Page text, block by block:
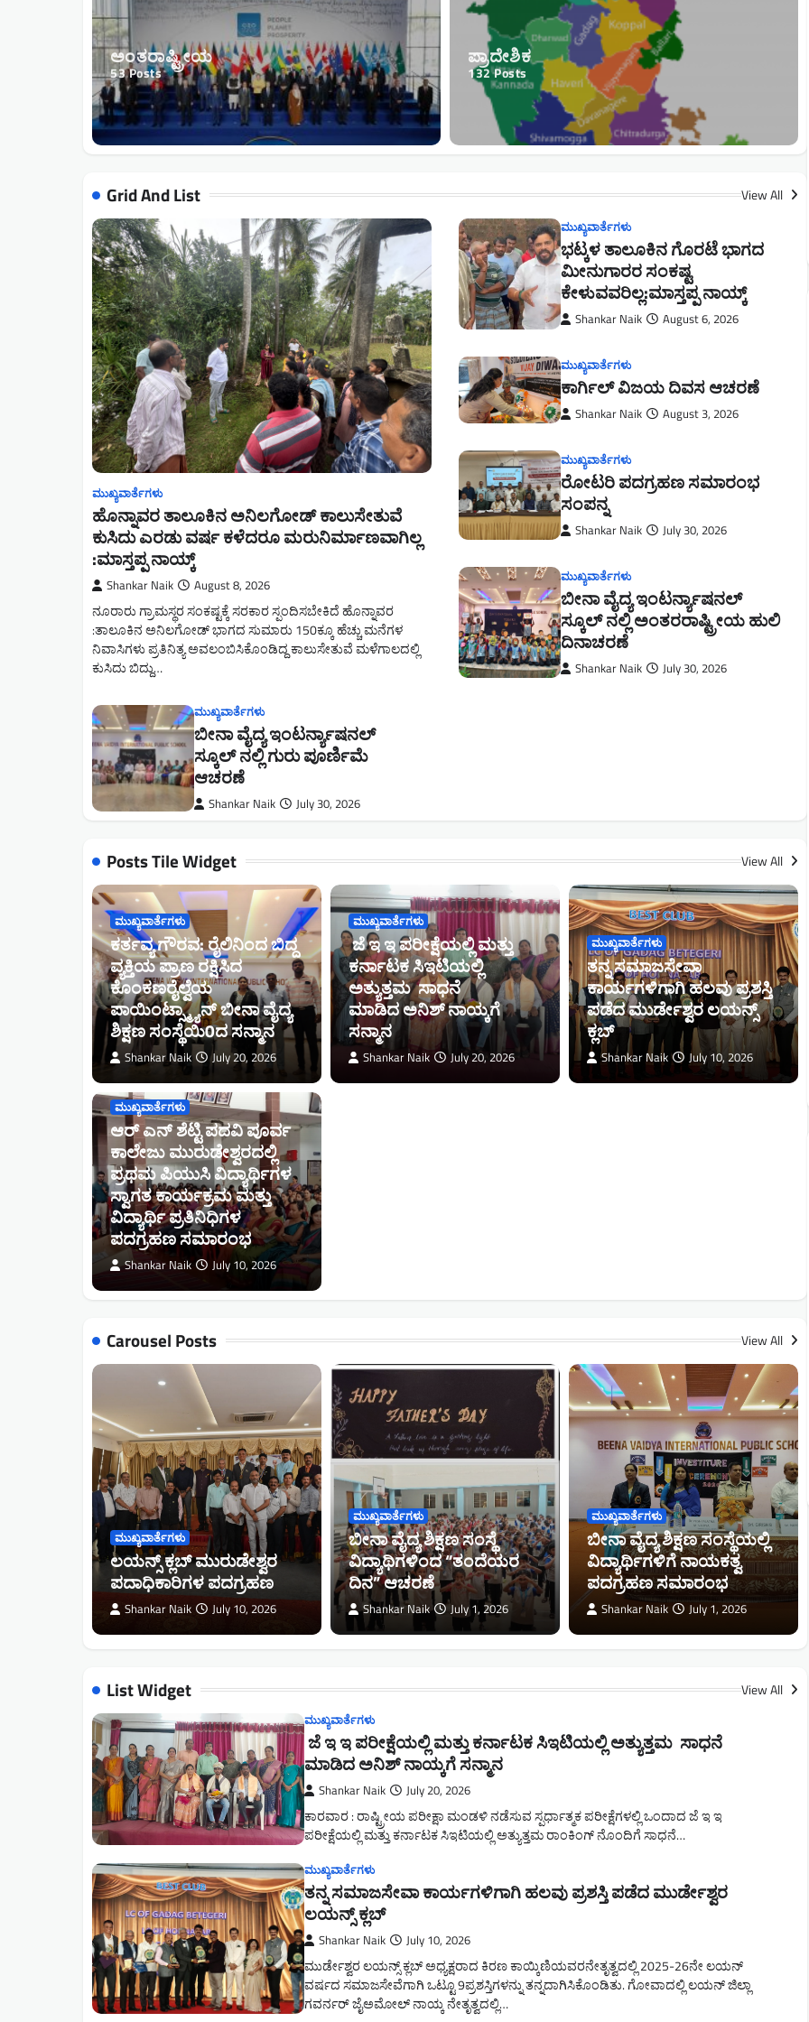
ಅಂತರಾಷ್ಟ್ರೀಯ
53Posts
ಪ್ರಾದೇಶಿಕ
132Posts
Grid And List View All
ಮುಖ್ಯವಾರ್ತೆಗಳು
ಹೊನ್ನಾವರ ತಾಲೂಕಿನ ಅನಿಲಗೋಡ್ ಕಾಲುಸೇತುವೆ
ಕುಸಿದು ಎರಡು ವರ್ಷ ಕಳೆದರೂ ಮರುನಿರ್ಮಾಣವಾಗಿಲ್ಲ
:ಮಾಸ್ತಪ್ಪ ನಾಯ್ಕ್
Shankar Naik August 8, 2026
ನೂರಾರು ಗ್ರಾಮಸ್ಥರ ಸಂಕಷ್ಟಕ್ಕೆ ಸರಕಾರ ಸ್ಪಂದಿಸಬೇಕಿದೆ ಹೊನ್ನಾವರ
:ತಾಲೂಕಿನ ಅನಿಲಗೋಡ್ ಭಾಗದ ಸುಮಾರು 150ಕ್ಕೂ ಹೆಚ್ಚು ಮನೆಗಳ
ನಿವಾಸಿಗಳು ಪ್ರತಿನಿತ್ಯ ಅವಲಂಬಿಸಿಕೊಂಡಿದ್ದ ಕಾಲುಸೇತುವೆ ಮಳೆಗಾಲದಲ್ಲಿ
ಕುಸಿದು ಬಿದ್ದು…
ಮುಖ್ಯವಾರ್ತೆಗಳು
ಭಟ್ಕಳ ತಾಲೂಕಿನ ಗೊರಟೆ ಭಾಗದ
ಮೀನುಗಾರರ ಸಂಕಷ್ಟ
ಕೇಳುವವರಿಲ್ಲ:ಮಾಸ್ತಪ್ಪ ನಾಯ್ಕ್
Shankar Naik August 6, 2026
ಮುಖ್ಯವಾರ್ತೆಗಳು
ಕಾರ್ಗಿಲ್ ವಿಜಯ ದಿವಸ ಆಚರಣೆ
Shankar Naik August 3, 2026
ಮುಖ್ಯವಾರ್ತೆಗಳು
ರೋಟರಿ ಪದಗ್ರಹಣ ಸಮಾರಂಭ
ಸಂಪನ್ನ
Shankar Naik July 30, 2026
ಮುಖ್ಯವಾರ್ತೆಗಳು
ಬೀನಾ ವೈದ್ಯ ಇಂಟರ್ನ್ಯಾಷನಲ್
ಸ್ಕೂಲ್ ನಲ್ಲಿ ಅಂತರರಾಷ್ಟ್ರೀಯ ಹುಲಿ
ದಿನಾಚರಣೆ
Shankar Naik July 30, 2026
ಮುಖ್ಯವಾರ್ತೆಗಳು
ಬೀನಾ ವೈದ್ಯ ಇಂಟರ್ನ್ಯಾಷನಲ್
ಸ್ಕೂಲ್ ನಲ್ಲಿ ಗುರು ಪೂರ್ಣಿಮೆ
ಆಚರಣೆ
Shankar Naik July 30, 2026
Posts Tile Widget View All
ಮುಖ್ಯವಾರ್ತೆಗಳು
ಕರ್ತವ್ಯ ಗೌರವ: ರೈಲಿನಿಂದ ಬಿದ್ದ
ವ್ಯಕ್ತಿಯ ಪ್ರಾಣ ರಕ್ಷಿಸಿದ
ಕೊಂಕಣರೈಲ್ವೆಯ
ಪಾಯಿಂಟ್ಸ್ಮ್ಯಾನ್ ಬೀನಾ ವೈದ್ಯ
ಶಿಕ್ಷಣ ಸಂಸ್ಥೆಯಿ0ದ ಸನ್ಮಾನ
Shankar Naik July 20, 2026
ಮುಖ್ಯವಾರ್ತೆಗಳು
ಜೆ ಇ ಇ ಪರೀಕ್ಷೆಯಲ್ಲಿ ಮತ್ತು
ಕರ್ನಾಟಕ ಸಿಇಟಿಯಲ್ಲಿ
ಅತ್ಯುತ್ತಮ ಸಾಧನೆ
ಮಾಡಿದ ಅನಿಶ್ ನಾಯ್ಕಗೆ
ಸನ್ಮಾನ
Shankar Naik July 20, 2026
ಮುಖ್ಯವಾರ್ತೆಗಳು
ತನ್ನ ಸಮಾಜಸೇವಾ
ಕಾರ್ಯಗಳಿಗಾಗಿ ಹಲವು ಪ್ರಶಸ್ತಿ
ಪಡೆದ ಮುರ್ಡೇಶ್ವರ ಲಯನ್ಸ್‌
ಕ್ಲಬ್
Shankar Naik July 10, 2026
ಮುಖ್ಯವಾರ್ತೆಗಳು
ಆರ್‌ ಎನ್ ಶೆಟ್ಟಿ ಪದವಿ ಪೂರ್ವ
ಕಾಲೇಜು ಮುರುಡೇಶ್ವರದಲ್ಲಿ
ಪ್ರಥಮ ಪಿಯುಸಿ ವಿದ್ಯಾರ್ಥಿಗಳ
ಸ್ವಾಗತ ಕಾರ್ಯಕ್ರಮ ಮತ್ತು
ವಿದ್ಯಾರ್ಥಿ ಪ್ರತಿನಿಧಿಗಳ
ಪದಗ್ರಹಣ ಸಮಾರಂಭ
Shankar Naik July 10, 2026
Carousel Posts View All
ಮುಖ್ಯವಾರ್ತೆಗಳು
ಲಯನ್ಸ್‌ ಕ್ಲಬ್‌ ಮುರುಡೇಶ್ವರ
ಪದಾಧಿಕಾರಿಗಳ ಪದಗ್ರಹಣ
Shankar Naik July 10, 2026
ಮುಖ್ಯವಾರ್ತೆಗಳು
ಬೀನಾ ವೈದ್ಯ ಶಿಕ್ಷಣ ಸಂಸ್ಥೆ
ವಿದ್ಯಾಥಿಗಳಿಂದ “ತಂದೆಯರ
ದಿನ” ಆಚರಣೆ
Shankar Naik July 1, 2026
ಮುಖ್ಯವಾರ್ತೆಗಳು
ಬೀನಾ ವೈದ್ಯ ಶಿಕ್ಷಣ ಸಂಸ್ಥೆಯಲ್ಲಿ
ವಿದ್ಯಾರ್ಥಿಗಳಿಗೆ ನಾಯಕತ್ವ
ಪದಗ್ರಹಣ ಸಮಾರಂಭ
Shankar Naik July 1, 2026
List Widget View All
ಮುಖ್ಯವಾರ್ತೆಗಳು
ಜೆ ಇ ಇ ಪರೀಕ್ಷೆಯಲ್ಲಿ ಮತ್ತು ಕರ್ನಾಟಕ ಸಿಇಟಿಯಲ್ಲಿ ಅತ್ಯುತ್ತಮ ಸಾಧನೆ
ಮಾಡಿದ ಅನಿಶ್ ನಾಯ್ಕಗೆ ಸನ್ಮಾನ
Shankar Naik July 20, 2026
ಕಾರವಾರ : ರಾಷ್ಟ್ರೀಯ ಪರೀಕ್ಷಾ ಮಂಡಳಿ ನಡೆಸುವ ಸ್ಪರ್ಧಾತ್ಮಕ ಪರೀಕ್ಷೆಗಳಲ್ಲಿ ಒಂದಾದ ಜೆ ಇ ಇ
ಪರೀಕ್ಷೆಯಲ್ಲಿ ಮತ್ತು ಕರ್ನಾಟಕ ಸಿಇಟಿಯಲ್ಲಿ ಅತ್ಯುತ್ತಮ ರಾಂಕಿಂಗ್ ನೊಂದಿಗೆ ಸಾಧನೆ…
ಮುಖ್ಯವಾರ್ತೆಗಳು
ತನ್ನ ಸಮಾಜಸೇವಾ ಕಾರ್ಯಗಳಿಗಾಗಿ ಹಲವು ಪ್ರಶಸ್ತಿ ಪಡೆದ ಮುರ್ಡೇಶ್ವರ
ಲಯನ್ಸ್‌ ಕ್ಲಬ್
Shankar Naik July 10, 2026
ಮುರ್ಡೇಶ್ವರ ಲಯನ್ಸ್‌ ಕ್ಲಬ್‌ ಅಧ್ಯಕ್ಷರಾದ ಕಿರಣ ಕಾಯ್ಕಿಣಿಯವರನೇತೃತ್ವದಲ್ಲಿ 2025-26ನೇ ಲಯನ್‌
ವರ್ಷದ ಸಮಾಜಸೇವೆಗಾಗಿ ಒಟ್ಟೂ 9ಪ್ರಶಸ್ತಿಗಳನ್ನು ತನ್ನದಾಗಿಸಿಕೊಂಡಿತು. ಗೋವಾದಲ್ಲಿ ಲಯನ್‌ ಜಿಲ್ಲಾ
ಗವರ್ನರ್‌ ಜೈಅಮೋಲ್‌ ನಾಯ್ಕ ನೇತೃತ್ವದಲ್ಲಿ…
ಮುಖ್ಯವಾರ್ತೆಗಳು
ನಾಗಮಾಸ್ತಿ ಯೋಗಕೇಂದ್ರ ಹಾಗೂ ಸಾಹಿತ್ಯ
ಪರಿಷತ್ ಸಹಯೋಗದಲ್ಲಿ ಜರುಗಿದ
ಸತೀಶಕುಮಾರ್ ನಾಯ್ಕ
Shankar Naik